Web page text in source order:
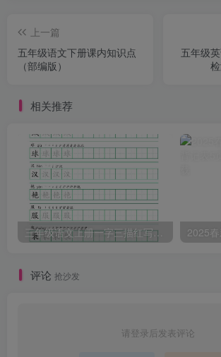
上一篇
五年级语文下册课内知识点
（部编版）
五年级
相关推荐
三年级语文上册一字三描红写字表字帖
评论 抢沙发
请登录后发表评论